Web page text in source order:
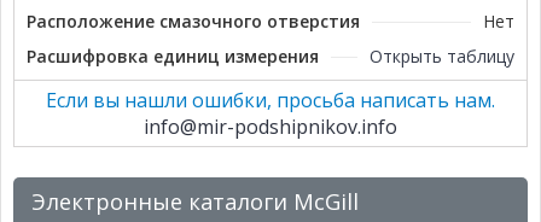
Расположение смазочного отверстия
Нет
Расшифровка единиц измерения
Открыть таблицу
Если вы нашли ошибки, просьба написать нам.
info@mir-podshipnikov.info
Электронные каталоги McGill